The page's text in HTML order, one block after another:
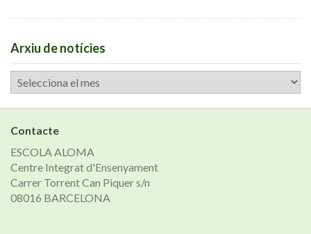
Arxiu de notícies
Arxiu
de
notícies
Contacte
ESCOLA ALOMA
Centre Integrat d'Ensenyament
Carrer Torrent Can Piquer s/n
08016 BARCELONA